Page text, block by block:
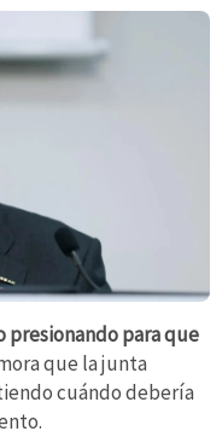
presionando para que
que la junta
cuándo debería